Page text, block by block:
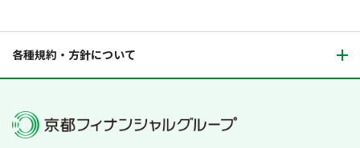
各種規約・方針について